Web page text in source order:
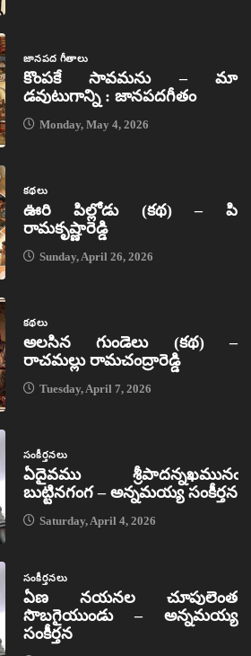
జానపద గీతాలు
కొంపకే సావమను – మా
డవుటుగాన్ని : జానపదగీతం
Monday, May 4, 2026
కథలు
ఊరి పిల్లోడు (కథ) – పి
రామకృష్ణారెడ్డి
Sunday, April 26, 2026
కథలు
అలసిన గుండెలు (కథ) –
రాచమల్లు రామచంద్రారెడ్డి
Tuesday, April 7, 2026
సంకీర్తనలు
ఏదైవము శ్రీపాదన్నఖమునఁ
బుట్టినగంగ – అన్నమయ్య సంకీర్తన
Saturday, April 4, 2026
సంకీర్తనలు
ఏణ నయనల చూపులెంత
సొబగైయుండు – అన్నమయ్య
సంకీర్తన